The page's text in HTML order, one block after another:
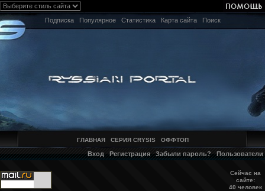
Подписка Популярное Статистика Карта сайта Поиск
ГЛАВНАЯ СЕРИЯ CRYSIS ОФФТОП
Вход Регистрация Забыли пароль? Пользователи
Сейчас на
сайте:
40 человек